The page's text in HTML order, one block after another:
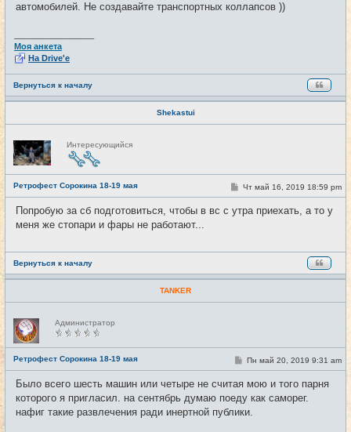
автомобилей. Не создавайте транспортных коллапсов ))
Моя анкета
На Drive'e
Вернуться к началу
Shekastui
Н
е
в
с
е
т
и
Интересующийся
Ретрофест Сорокина 18-19 мая #12
С
о
б
и
Чт май 16, 2019 18:59 pm
Попробую за сб подготовиться, чтобы в вс с утра приехать, а то у
меня же стопари и фары не работают...
Вернуться к началу
TANKER
Н
е
в
с
е
т
и
Администратор
Ретрофест Сорокина 18-19 мая #13
С
о
б
щ
е
н
Пн май 20, 2019 9:31 am
Было всего шесть машин или четыре не считая мою и того парня
которого я пригласил. на сентябрь думаю поеду как саморег.
нафиг такие развлечения ради инертной публики.